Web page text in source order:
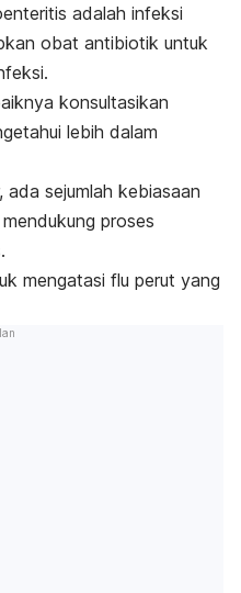
adalah infeksi
obat antibiotik untuk
konsultasikan
lebih dalam
sejumlah kebiasaan
proses
mengatasi flu perut yang